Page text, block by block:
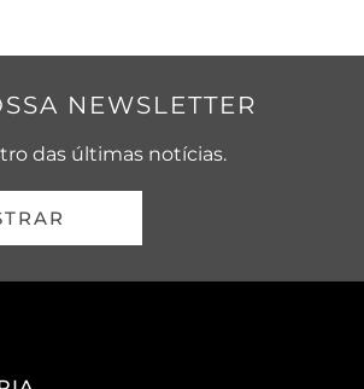
NEWSLETTER
das últimas notícias.